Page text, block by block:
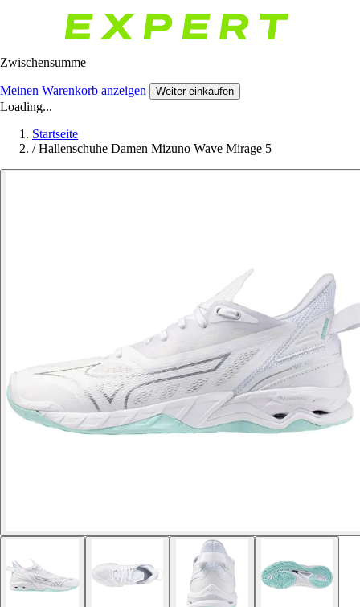
Zwischensumme
Meinen Warenkorb anzeigen Weiter einkaufen
Loading...
Startseite
/ Hallenschuhe Damen Mizuno Wave Mirage 5